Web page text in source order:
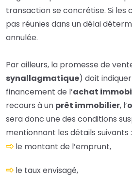
transaction se concrétise. Si les
pas réunies dans un délai
annulée.
Par ailleurs, la promesse de
synallagmatique) doit
financement de l’achat
recours à un prêt immobilier, l’
sera donc une des conditions
mentionnant les détails suivants :
le montant de l’emprunt,
le taux envisagé,